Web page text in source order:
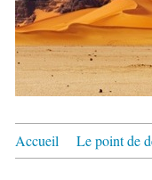
Accueil Le point de